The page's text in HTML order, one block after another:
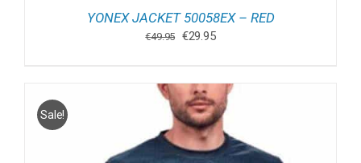
YONEX JACKET 50058EX – RED
€49.95 Oorspronkelijke
€49.95.
€29.95Huidige
€29.95.
Sale!